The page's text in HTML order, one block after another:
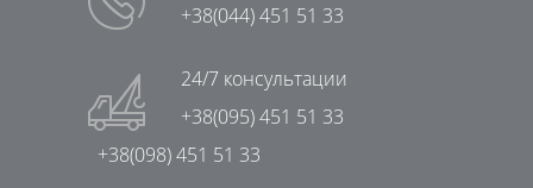
+38(044) 451 51 33
24/7 консультации
+38(095) 451 51 33
+38(098) 451 51 33